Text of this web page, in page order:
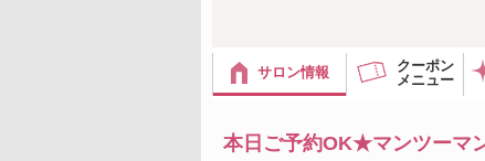
サロン情報
クーポン
メニュー
本日ご予約OK★マンツーマ